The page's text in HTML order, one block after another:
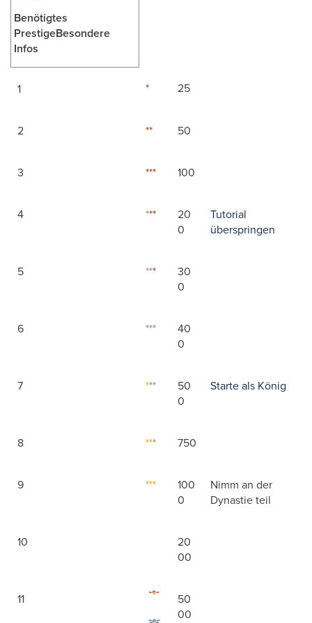
Benötigtes
PrestigeBesondere
Infos
1 * 25
2 ** 50
3 *** 100
4 ***
20
0
Tutorial
überspringen
5 ***
30
0
6 ***
40
0
7 ***
50
0
Starte als König
8 *** 750
9 ***
100
0
Nimm an der
Dynastie teil
10
20
00
11
50
00